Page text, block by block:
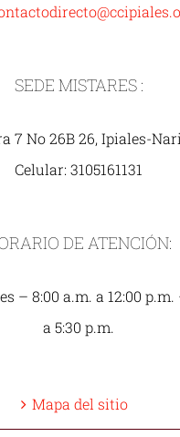
SEDE MISTARES :
7 No 26B 26, Ipiales-
Celular: 3105161131
DE ATENCIÓN:
– 8:00 a.m. a 12:00 p.m.
a 5:30 p.m.
Mapa del sitio